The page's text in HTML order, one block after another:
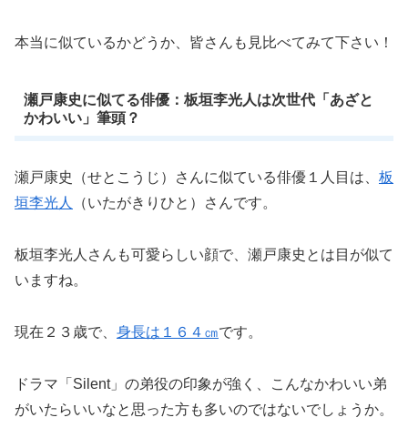
本当に似ているかどうか、皆さんも見比べてみて下さい！
瀬戸康史に似てる俳優：板垣李光人は次世代「あざと
かわいい」筆頭？
瀬戸康史（せとこうじ）さんに似ている俳優１人目は、 板
垣李光人
（いたがきりひと）さんです。
板垣李光人さんも可愛らしい顔で、瀬戸康史とは目が似て
いますね。
現在２３歳で、 身長は１６４㎝です。
ドラマ「Silent」の弟役の印象が強く、こんなかわいい弟
がいたらいいなと思った方も多いのではないでしょうか。